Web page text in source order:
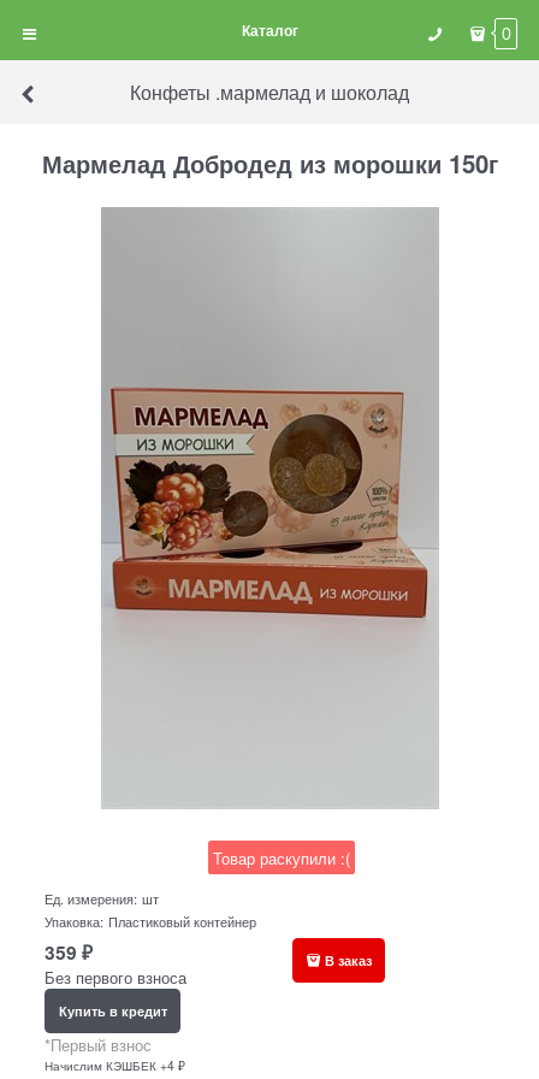
Каталог 0
Конфеты .мармелад и шоколад
Мармелад Добродед из морошки 150г
Товар раскупили :(
Ед. измерения: шт
Упаковка: Пластиковый контейнер
359 ₽
Без первого взноса
Купить в кредит
*Первый взнос
Начислим КЭШБЕК +4 ₽
В заказ